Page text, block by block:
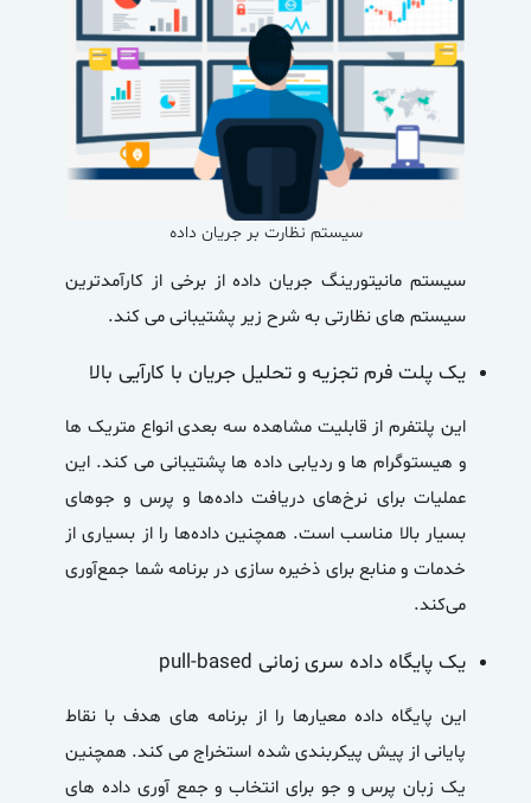
سیستم نظارت بر جریان داده
سیستم مانیتورینگ جریان دادهاز برخی از کارآمدترین
سیستم های نظارتی به شرح زیر پشتیبانی می کند.
یک پلت فرم تجزیه و تحلیل جریان با کارآیی بالا
این پلتفرم از قابلیت مشاهده سه بعدی انواع متریک ها
و هیستوگرام ها و ردیابی داده ها پشتیبانی می کند. این
عملیات برای نرخ‌های دریافت داده‌ها و پرس و جوهای
بسیار بالا مناسب است. همچنین داده‌ها را از بسیاری از
خدمات و منابع برای ذخیره سازی در برنامه شما جمع‌آوری
می‌کند.
یک پایگاه داده سری زمانی pull-based
این پایگاه داده معیارها را از برنامه های هدف با نقاط
پایانی از پیش پیکربندی شده استخراج می کند. همچنین
یک زبان پرس و جو برای انتخاب و جمع آوری داده های